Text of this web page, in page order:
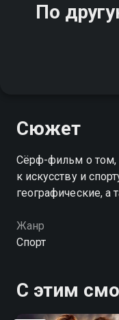
По
Сюжет
Сёрф-фильм о том,
к искусству и
географические, а
Жанр
Спорт
С этим